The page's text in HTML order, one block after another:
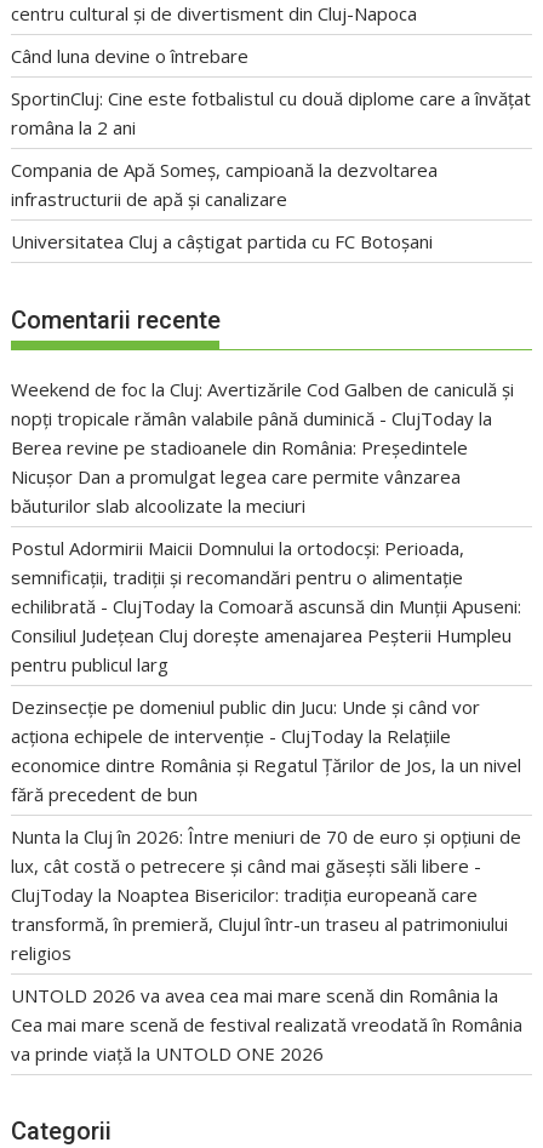
centru cultural și de divertisment din Cluj-Napoca
Când luna devine o întrebare
SportinCluj: Cine este fotbalistul cu două diplome care a învățat
româna la 2 ani
Compania de Apă Someș, campioană la dezvoltarea
infrastructurii de apă și canalizare
Universitatea Cluj a câștigat partida cu FC Botoșani
Comentarii recente
Weekend de foc la Cluj: Avertizările Cod Galben de caniculă și
nopți tropicale rămân valabile până duminică - ClujToday la
Berea revine pe stadioanele din România: Președintele
Nicușor Dan a promulgat legea care permite vânzarea
băuturilor slab alcoolizate la meciuri
Postul Adormirii Maicii Domnului la ortodocși: Perioada,
semnificații, tradiții și recomandări pentru o alimentație
echilibrată - ClujToday laComoară ascunsă din Munții Apuseni:
Consiliul Județean Cluj dorește amenajarea Peșterii Humpleu
pentru publicul larg
Dezinsecție pe domeniul public din Jucu: Unde și când vor
acționa echipele de intervenție - ClujToday la Relațiile
economice dintre România și Regatul Țărilor de Jos, la un nivel
fără precedent de bun
Nunta la Cluj în 2026: Între meniuri de 70 de euro și opțiuni de
lux, cât costă o petrecere și când mai găsești săli libere -
ClujToday la Noaptea Bisericilor: tradiția europeană care
transformă, în premieră, Clujul într-un traseu al patrimoniului
religios
UNTOLD 2026 va avea cea mai mare scenă din România la
Cea mai mare scenă de festival realizată vreodată în România
va prinde viață la UNTOLD ONE 2026
Categorii